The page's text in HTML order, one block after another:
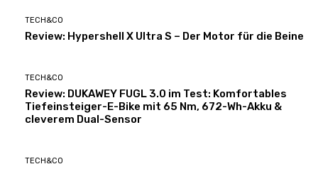
TECH&CO
Review: Hypershell X Ultra S – Der Motor für die Beine
TECH&CO
Review: DUKAWEY FUGL 3.0 im Test: Komfortables
Tiefeinsteiger-E-Bike mit 65 Nm, 672-Wh-Akku &
cleverem Dual-Sensor
TECH&CO